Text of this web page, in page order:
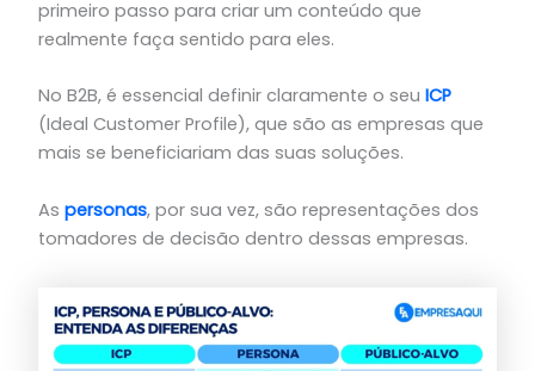
primeiro passo para criar um conteúdo que
realmente faça sentido para eles.
No B2B, é essencial definir claramente o seu ICP
(Ideal Customer Profile), que são as empresas que
mais se beneficiariam das suas soluções.
As personas, por sua vez, são representações dos
tomadores de decisão dentro dessas empresas.